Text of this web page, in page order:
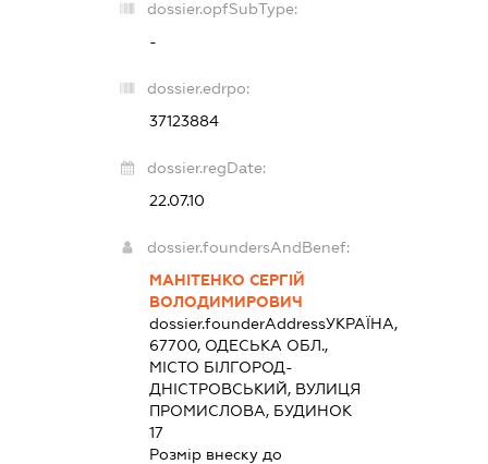
dossier.opfSubType:
-
dossier.edrpo:
37123884
dossier.regDate:
22.07.10
dossier.foundersAndBenef:
МАНІТЕНКО СЕРГІЙ
ВОЛОДИМИРОВИЧ
dossier.founderAddressУКРАЇНА,
67700, ОДЕСЬКА ОБЛ.,
МІСТО БІЛГОРОД-
ДНІСТРОВСЬКИЙ, ВУЛИЦЯ
ПРОМИСЛОВА, БУДИНОК
17
Розмір внеску до